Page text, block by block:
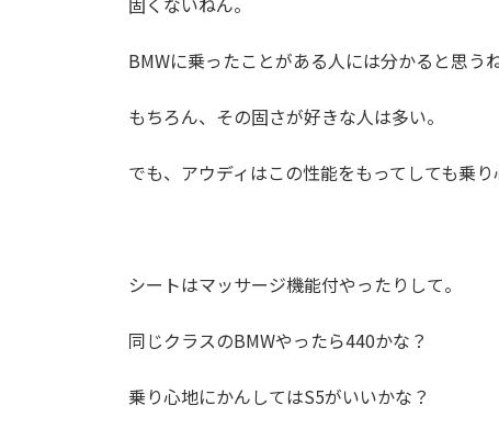
BMWに乗ったことがある人には分かると思う
もちろん、その固さが好きな人は多い。
でも、アウディはこの性能をもってしても乗り
シートはマッサージ機能付やったりして。
同じクラスのBMWやったら440かな？
乗り心地にかんしてはS5がいいかな？